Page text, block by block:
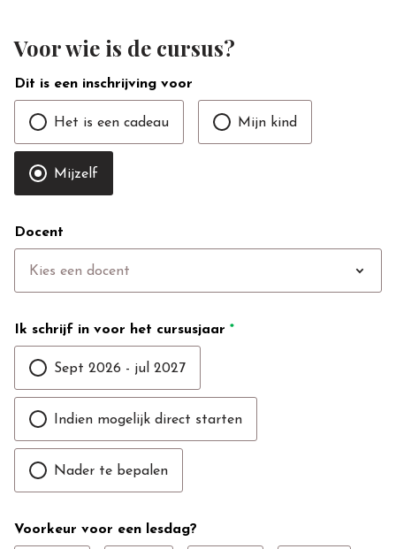
Voor wie is de cursus?
Dit is een inschrijving voor
Het is een cadeau Mijn kind
Mijzelf
Docent
Kies een docent expand_more
Ik schrijf in voor het cursusjaar *
Sept 2026 - jul 2027
Indien mogelijk direct starten
Nader te bepalen
Voorkeur voor een lesdag?